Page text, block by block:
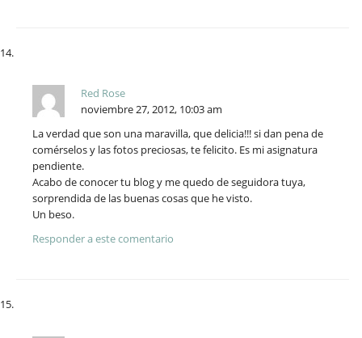
Red Rose
noviembre 27, 2012, 10:03 am
La verdad que son una maravilla, que delicia!!! si dan pena de
comérselos y las fotos preciosas, te felicito. Es mi asignatura
pendiente.
Acabo de conocer tu blog y me quedo de seguidora tuya,
sorprendida de las buenas cosas que he visto.
Un beso.
Responder a este comentario